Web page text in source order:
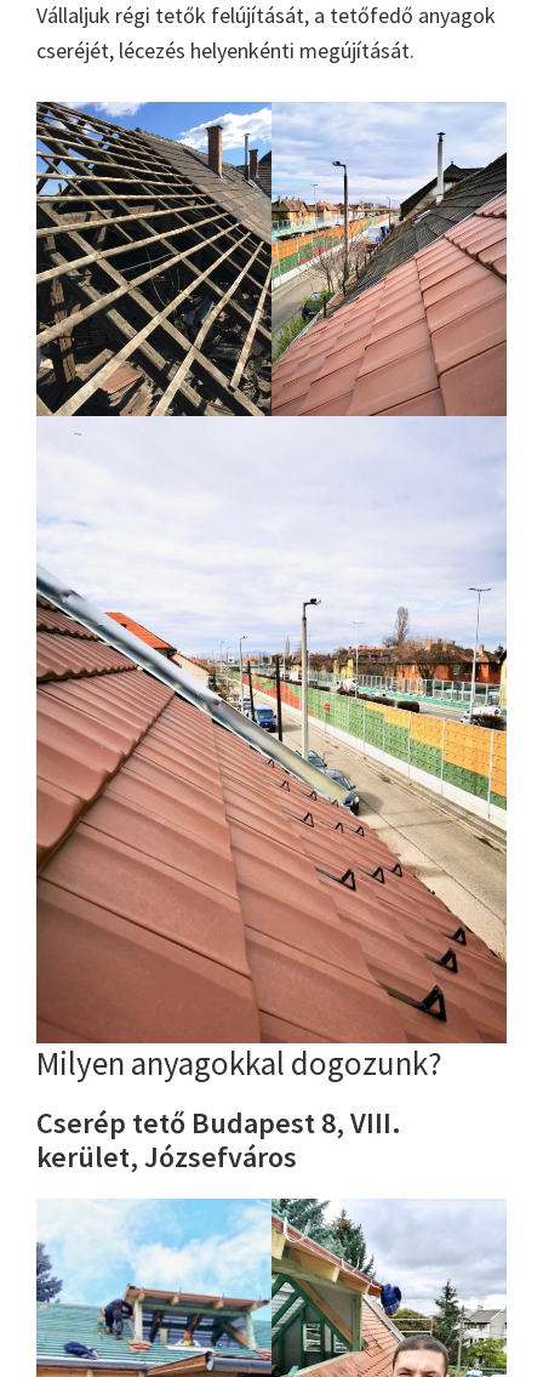
Vállaljuk régi tetők felújítását, a tetőfedő anyagok
cseréjét, lécezés helyenkénti megújítását.
Milyen anyagokkal dogozunk?
Cserép tető Budapest 8, VIII.
kerület, Józsefváros